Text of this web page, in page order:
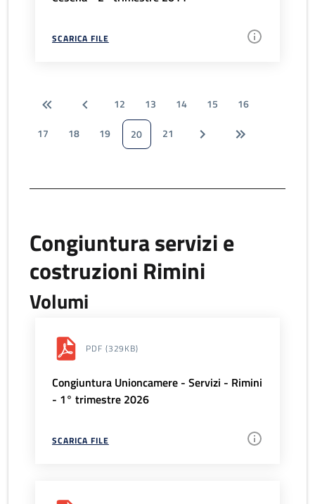
SCARICA FILE
12 13 14 15
16
17
18 19 20 21
Congiuntura servizi e
costruzioni Rimini
Volumi
PDF (329KB)
Congiuntura Unioncamere - Servizi - Rimini
- 1° trimestre 2026
SCARICA FILE